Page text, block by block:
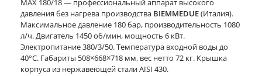
давления без нагрева производства BIEMMEDUE(Италия).
Максимальное давление 180 бар, производительность 1080
л/ч. Двигатель 1450 об/мин, мощность 6 кВт.
Электропитание 380/3/50. Температура входной воды до
40°С. Габариты 508×668×718 мм, вес нетто 72 кг. Крышка
корпуса из нержавеющей стали AISI 430.